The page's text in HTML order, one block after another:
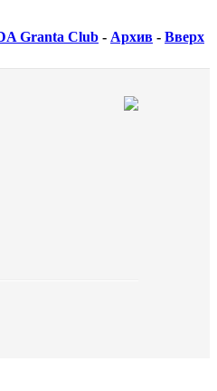
Granta Club - Архив - Вверх